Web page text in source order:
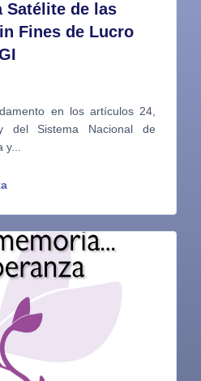
Satélite de las
Fines de Lucro
en los artículos 24,
Sistema Nacional de